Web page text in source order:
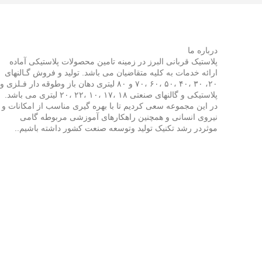
درباره ما
پلاستیک قربانی البرز در زمینه تامین محصولات پلاستیکی آماده
ارائه خدمات به کلیه متقاضیان می باشد. تولید و فروش گـالنهای
۲۰، ۳۰ ،۴۰ ،۵۰ ،۶۰ ،۷۰ و ۸۰ لیتری دهان باز وطوقه دار فـلزی و
پلاستیکی و گالنهای صنعتی ۱۸ ،۱۷ ،۱۰ ،۲۲ ،۲۰ لیتری می باشد.
در این مجموعه سعی کردیم تا با بهره گیری مناسب از امکانات و
نیروی انسانی و همچنین راهکارهای آموزشی مربوطه گامی
موثردر رشد تکنیک تولید وتوسعه صنعت کشور داشته باشیم..